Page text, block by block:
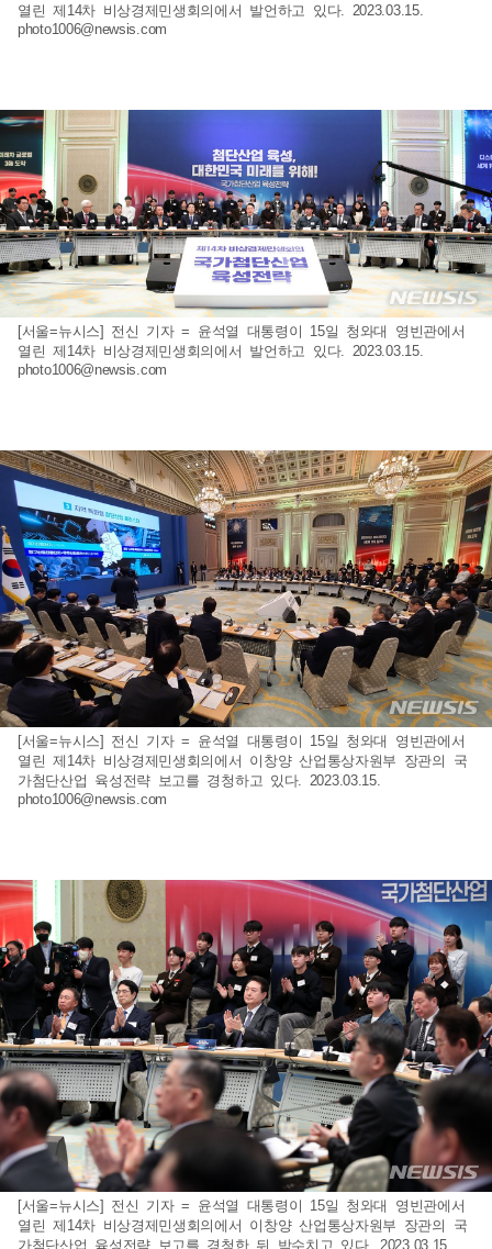
열린 제14차 비상경제민생회의에서 발언하고 있다. 2023.03.15.
photo1006@newsis.com
[서울=뉴시스] 전신 기자 = 윤석열 대통령이 15일 청와대 영빈관에서
열린 제14차 비상경제민생회의에서 발언하고 있다. 2023.03.15.
photo1006@newsis.com
[서울=뉴시스] 전신 기자 = 윤석열 대통령이 15일 청와대 영빈관에서
열린 제14차 비상경제민생회의에서 이창양 산업통상자원부 장관의 국
가첨단산업 육성전략 보고를 경청하고 있다. 2023.03.15.
photo1006@newsis.com
[서울=뉴시스] 전신 기자 = 윤석열 대통령이 15일 청와대 영빈관에서
열린 제14차 비상경제민생회의에서 이창양 산업통상자원부 장관의 국
가첨단산업 육성전략 보고를 경청한 뒤 박수치고 있다. 2023.03.15.